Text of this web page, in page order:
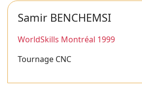
Samir BENCHEMSI
WorldSkills Montréal 1999
Tournage CNC